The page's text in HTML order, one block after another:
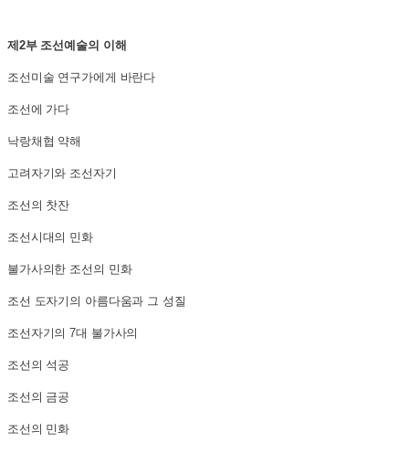
제2부 조선예술의 이해
조선미술 연구가에게 바란다
조선에 가다
낙랑채협 약해
고려자기와 조선자기
조선의 찻잔
조선시대의 민화
불가사의한 조선의 민화
조선 도자기의 아름다움과 그 성질
조선자기의 7대 불가사의
조선의 석공
조선의 금공
조선의 민화